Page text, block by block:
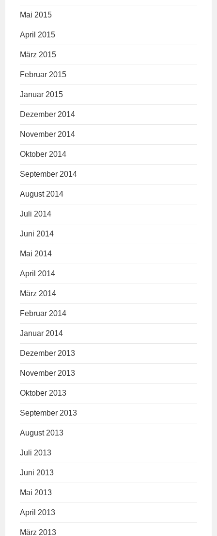
Mai 2015
April 2015
März 2015
Februar 2015
Januar 2015
Dezember 2014
November 2014
Oktober 2014
September 2014
August 2014
Juli 2014
Juni 2014
Mai 2014
April 2014
März 2014
Februar 2014
Januar 2014
Dezember 2013
November 2013
Oktober 2013
September 2013
August 2013
Juli 2013
Juni 2013
Mai 2013
April 2013
März 2013